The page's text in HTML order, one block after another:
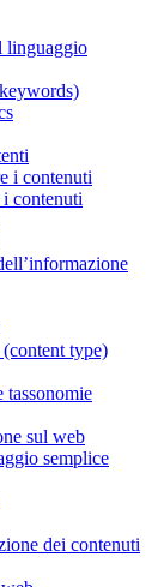
linguaggio
i contenuti
contenuti
type)
tassonomie
sul web
semplice
dei contenuti